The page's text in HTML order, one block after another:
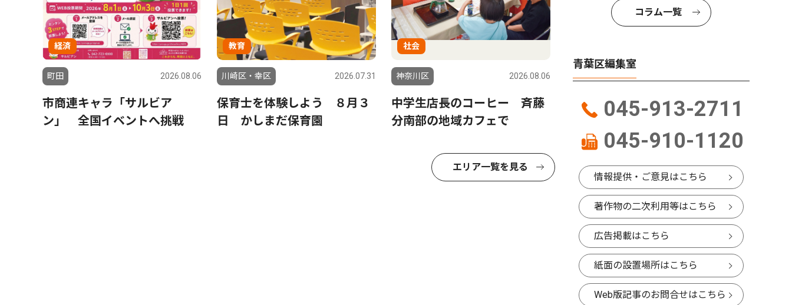
経済
町田 2026.08.06
市商連キャラ「サルビア
ン」 全国イベントへ挑戦
教育
川崎区・幸区 2026.07.31
保育士を体験しよう ８月３
日 かしまだ保育園
社会
神奈川区 2026.08.06
中学生店長のコーヒー 斉藤
分南部の地域カフェで
エリア一覧を見る
コラム一覧
青葉区編集室
045-913-2711
045-910-1120
情報提供・ご意見はこちら
著作物の二次利用等はこちら
広告掲載はこちら
紙面の設置場所はこちら
Web版記事のお問合せはこちら